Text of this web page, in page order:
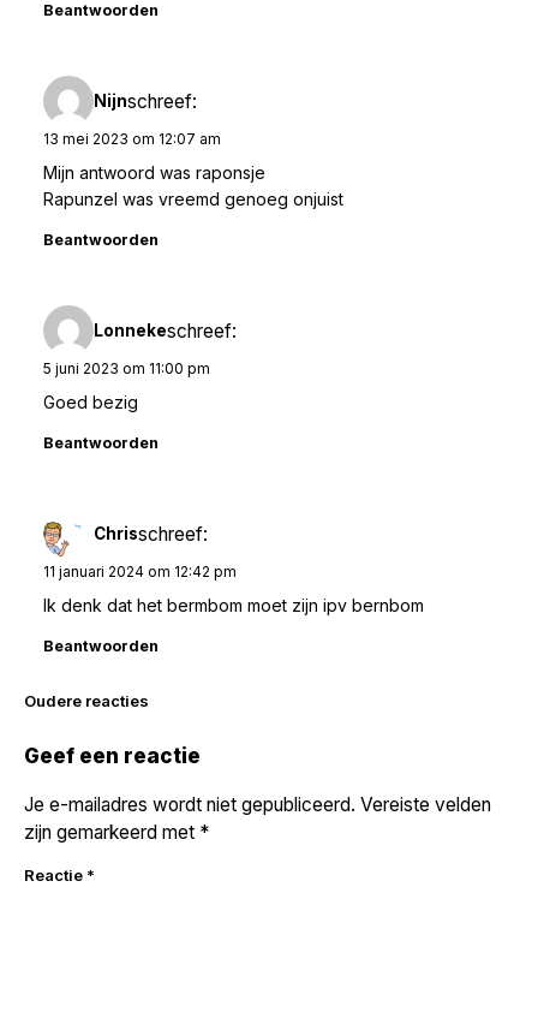
Beantwoorden
Nijnschreef:
13 mei 2023 om 12:07 am
Mijn antwoord was raponsje
Rapunzel was vreemd genoeg onjuist
Beantwoorden
Lonnekeschreef:
5 juni 2023 om 11:00 pm
Goed bezig
Beantwoorden
Chrisschreef:
11 januari 2024 om 12:42 pm
Ik denk dat het bermbom moet zijn ipv bernbom
Beantwoorden
Reacties
navigatie
Oudere reacties
Geef een reactie
Je e-mailadres wordt niet gepubliceerd. Vereiste velden
zijn gemarkeerd met *
Reactie *